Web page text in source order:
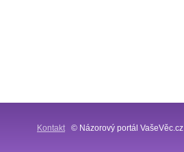
Kontakt © Názorový portál VašeVěc.cz